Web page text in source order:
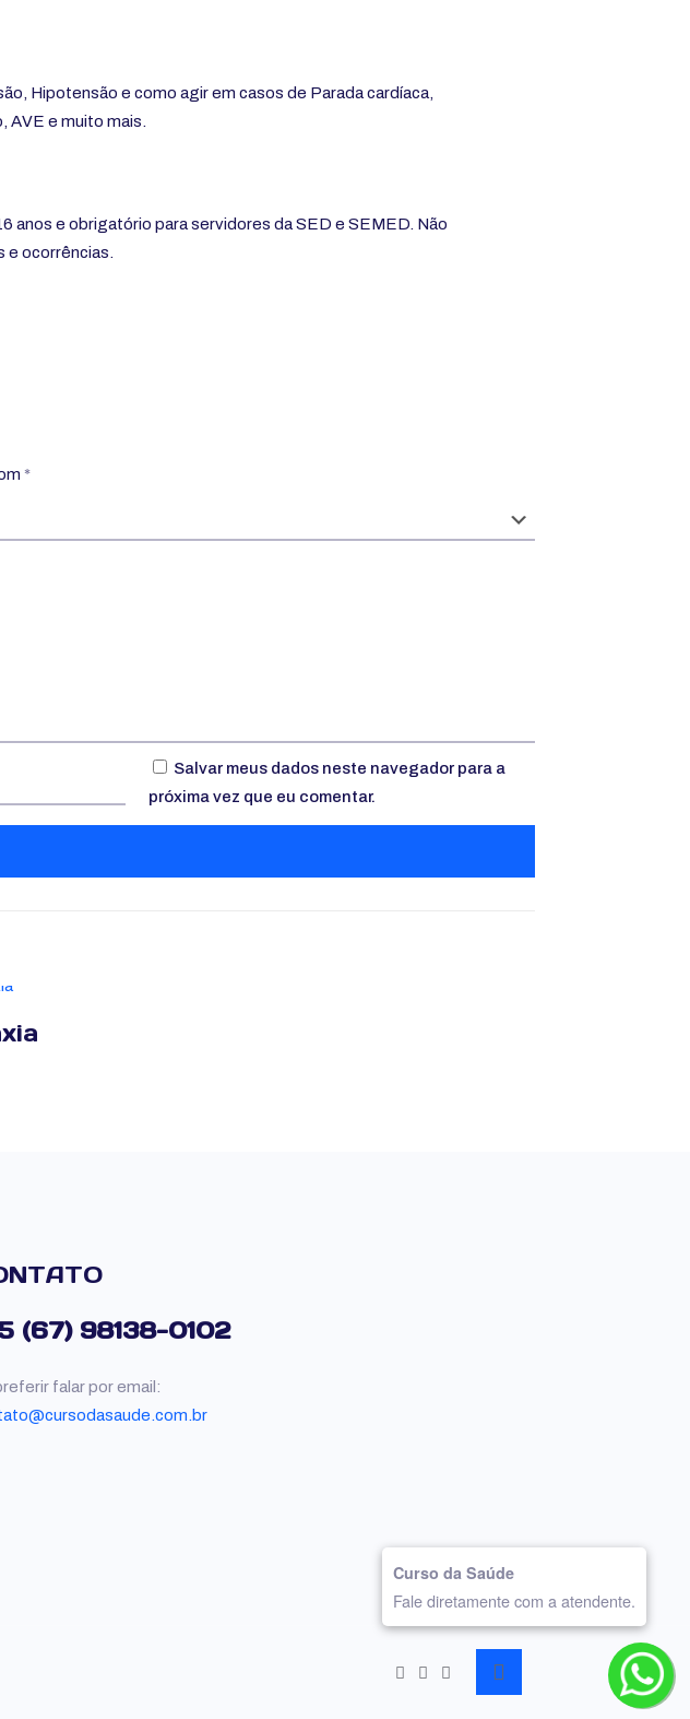
Hipotensão e como agir em casos de Parada cardíaca,
e muito mais.
anos e obrigatório para servidores da SED e SEMED. Não
ocorrências.
*
Salvar meus dados neste navegador para a
próxima vez que eu comentar.
(67) 98138-0102
falar por email:
Curso da Saúde
Fale diretamente com a atendente.